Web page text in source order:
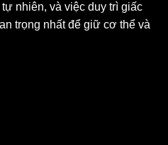
nhiên, và việc duy trì giấc
trọng nhất để giữ cơ thể và